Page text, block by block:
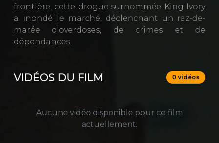
frontière, cette drogue surnommée King Ivory
a inondé le marché, déclenchant un raz-de-
marée d'overdoses, de crimes et de
dépendances.
VIDÉOS DU FILM 0 vidéos
Aucune vidéo disponible pour ce film
actuellement.